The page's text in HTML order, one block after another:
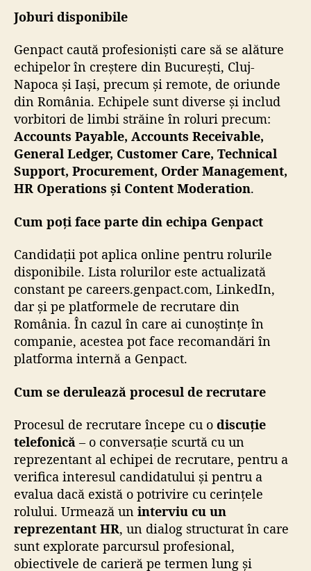
Joburi disponibile
Genpact caută profesioniști care să se alăture
echipelor în creștere din București, Cluj-
Napoca și Iași, precum și remote, de oriunde
din România. Echipele sunt diverse și includ
vorbitori de limbi străine în roluri precum:
Accounts Payable, Accounts Receivable,
General Ledger, Customer Care, Technical
Support, Procurement, Order Management,
HR Operations și Content Moderation.
Cum poți face parte din echipa Genpact
Candidații pot aplica online pentru rolurile
disponibile. Lista rolurilor este actualizată
constant pe careers.genpact.com, LinkedIn,
dar și pe platformele de recrutare din
România. În cazul în care ai cunoștințe în
companie, acestea pot face recomandări în
platforma internă a Genpact.
Cum se derulează procesul de recrutare
Procesul de recrutare începe cu o discuție
telefonică – o conversație scurtă cu un
reprezentant al echipei de recrutare, pentru a
verifica interesul candidatului și pentru a
evalua dacă există o potrivire cu cerințele
rolului. Urmează un interviu cu un
reprezentant HR, un dialog structurat în care
sunt explorate parcursul profesional,
obiectivele de carieră pe termen lung și